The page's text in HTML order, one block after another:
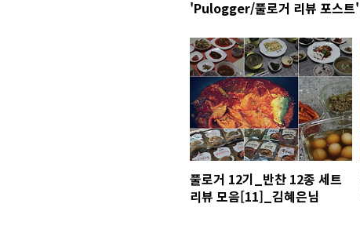
'Pulogger/풀로거 리뷰 포스트'
풀로거 12기_반찬 12종 세트
리뷰 모음[11]_김혜은님